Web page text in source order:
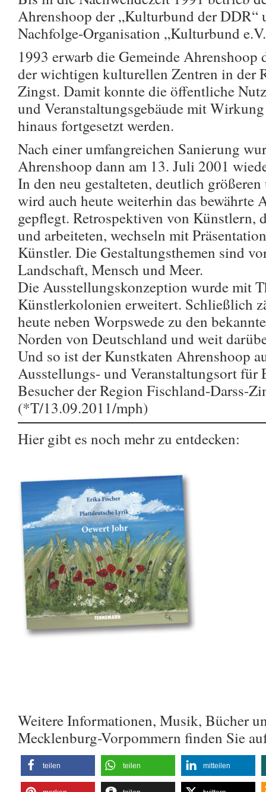
Ahrenshoop der „Kulturbund der DDR“
Nachfolge-Organisation „Kulturbund
1993 erwarb die Gemeinde Ahrenshoop
der wichtigen kulturellen Zentren in der
Zingst. Damit konnte die öffentliche
und Veranstaltungsgebäude mit
hinaus fortgesetzt werden.
Nach einer umfangreichen Sanierung
Ahrenshoop dann am 13. Juli 2001
In den neu gestalteten, deutlich
wird auch heute weiterhin das bewährte
gepflegt. Retrospektiven von Künstlern,
und arbeiteten, wechseln mit
Künstler. Die Gestaltungsthemen sind
Landschaft, Mensch und Meer.
Die Ausstellungskonzeption wurde mit
Künstlerkolonien erweitert. Schließlich
heute neben Worpswede zu den
Norden von Deutschland und weit
Und so ist der Kunstkaten Ahrenshoop
Ausstellungs- und Veranstaltungsort für
Besucher der Region Fischland-Darss-
(*T/13.09.2011/mph)
Hier gibt es noch mehr zu entdecken:
Weitere Informationen, Musik, Bücher
Mecklenburg-Vorpommern finden Sie
teilen teilen mitteilen